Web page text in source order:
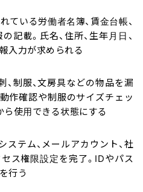
ている労働者名簿、賃金台帳、
記載。氏名、住所、生年月日、
入力が求められる
、制服、文房具などの物品を漏
作確認や制服のサイズチェッ
ら使用できる状態にする
ステム、メールアカウント、社
ス権限設定を完了。IDやパス
行う